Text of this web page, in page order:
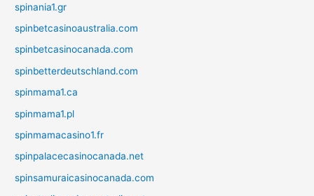
spinania1.gr
spinbetcasinoaustralia.com
spinbetcasinocanada.com
spinbetterdeutschland.com
spinmama1.ca
spinmama1.pl
spinmamacasino1.fr
spinpalacecasinocanada.net
spinsamuraicasinocanada.com